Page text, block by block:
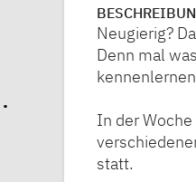
•
Neugierig?
Denn mal
In der
statt.